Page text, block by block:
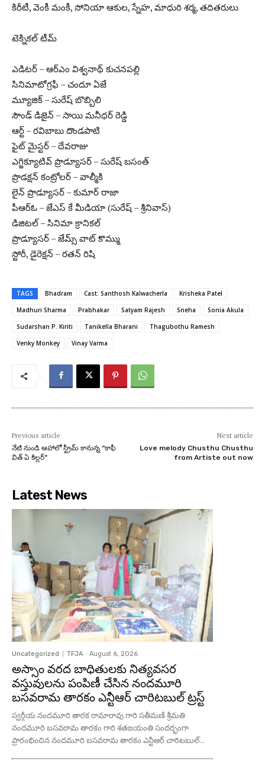
కిరీటీ, వెంకీ మంకీ, సోనియా ఆకుల, స్నేహ, మాధురి శర్మ, తదితరులు
టెక్నికల్ టీమ్
ఎడిటర్ – ఆర్ఎం విశ్వనాథ్ కుచనపల్లి
సినిమాటోగ్రఫీ – చందూ ఏజే
మ్యూజిక్ – సురేష్ బొబ్బిలి
సౌండ్ డిజైన్ – సాయి మనీధర్ రెడ్డి
ఆర్ట్ – రవిబాబు దొండపాటి
ఫైట్ మైస్టర్ – దేవరాజు
ఎగ్జిక్యూటివ్ ప్రొడ్యూసర్ – సురేష్ బసంత్
ప్రొడక్షన్ కంట్రోలర్ – వాల్మీకి
లైన్ ప్రొడ్యూసర్ – కుమార్ రాజా
పీఆర్ఓ – జేఎస్ కే మీడియా (సురేష్ – శ్రీనివాస్)
డిజిటల్ – సినిమా క్రానికల్
ప్రొడ్యూసర్ – జేమ్స్ వాట్ కొమ్ము
స్టోరీ, డైరెక్షన్ – రతన్ రిషి
TAGS Bhadram Cast: Santhosh Kalwacherla
Krisheka Patel
Madhuri Sharma
Prabhakar Satyam Rajesh Sneha
Sonia Akula
Sudarshan P. Kiriti
Tanikella Bharani
Thagubothu Ramesh
Venky Monkey
Vinay Varma
Previous article
నేటి నుండి ఆహాలో స్ట్రీమ్ కానున్న “కాఫీ
విత్ ఏ కిల్లర్”
Next article
Love melody Chusthu Chusthu
from Artiste out now
Latest News
Uncategorized TFJA - August 6, 2026
అస్సాం వరద బాధితులకు నిత్యవసర
వస్తువులను పంపిణీ చేసిన నందమూరి
బసవరామ తారకం ఎన్టీఆర్ చారిటబుల్ ట్రస్ట్
స్వర్గీయ నందమూరి తారక రామారావు గారి సతీమణి శ్రీమతి
నందమూరి బసవరామ తారకం గారి శతజయంతి సందర్భంగా
ప్రారంభించిన నందమూరి బసవరామ తారకం ఎన్టీఆర్ చారిటబుల్...